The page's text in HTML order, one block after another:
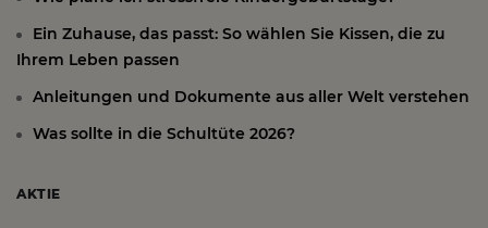
Ein Zuhause, das passt: So wählen Sie Kissen, die zu
Ihrem Leben passen
Anleitungen und Dokumente aus aller Welt verstehen
Was sollte in die Schultüte 2026?
AKTIE